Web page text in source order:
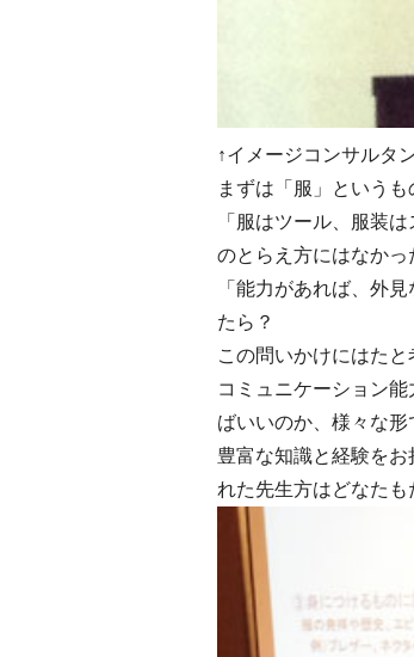
↑イメージコンサルタ
まずは「服」というも
「服はツール、服装
のとらえ方にはなかっ
「能力があれば、外
たら？
この問いかけにはた
コミュニケーション
ばいいのか、様々な形
豊富な知識と経験を
れた先生方はどなたも